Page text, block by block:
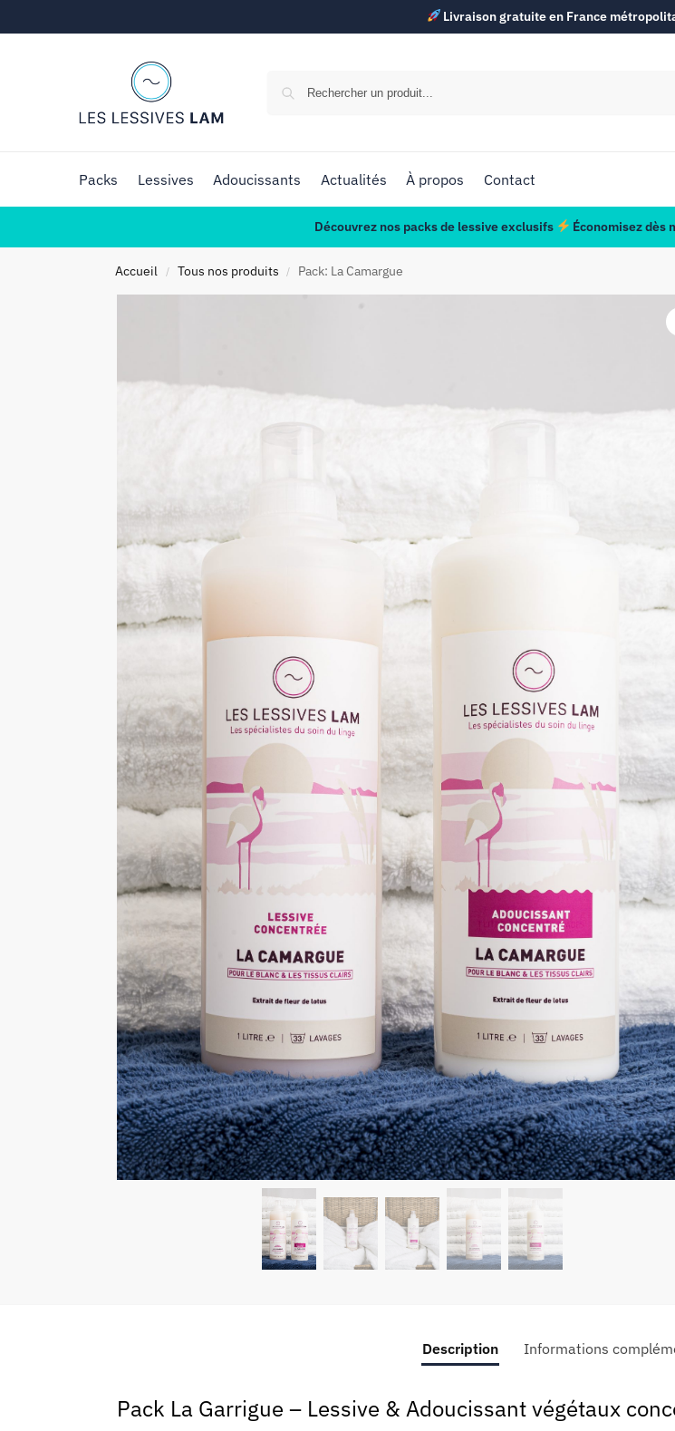
Livraison gratuite en France
Packs Lessives Adoucissants Actualités À propos Contact
Découvrez nos packs de lessive exclusifs Économisez dès
Accueil / Tous nos produits / Pack: La Camargue
Description Informations
Pack La Garrigue – Lessive & Adoucissant végétaux